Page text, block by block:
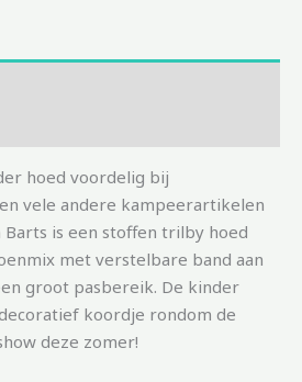
hoed voordelig bij
vele andere kampeerartikelen
Barts is een stoffen trilby hoed
met verstelbare band aan
groot pasbereik. De kinder
koordje rondom de
deze zomer!